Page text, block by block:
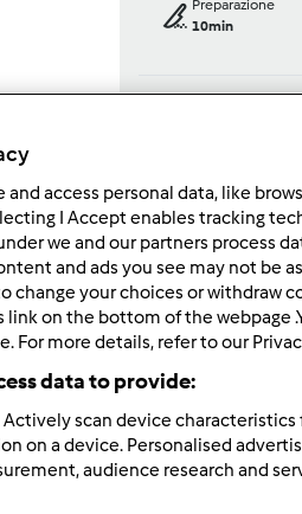
Preparazione
10min
porzione/porzioni
2persona/
--
and access personal data, like
I Accept enables tracking
we and our partners process
and ads you see may not be
change your choices or withdraw
link on the bottom of the webpage
For more details, refer to our
data to provide:
Actively scan device
on a device. Personalised
audience research and